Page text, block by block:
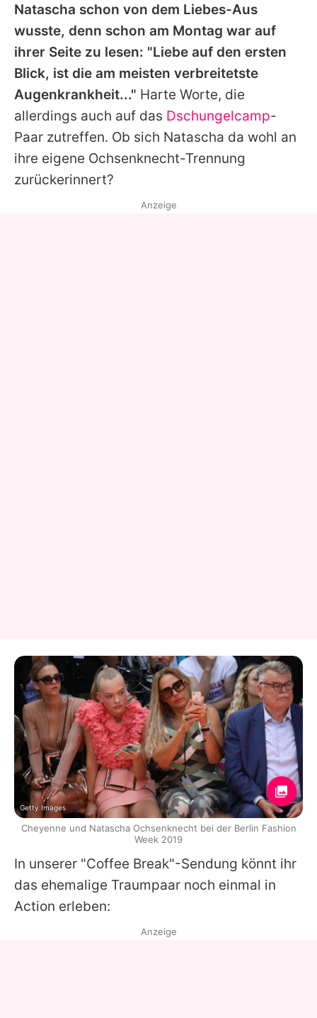
Natascha schon von dem Liebes-Aus
wusste, denn schon am Montag war auf
ihrer Seite zu lesen: "Liebe auf den ersten
Blick, ist die am meisten verbreitetste
Augenkrankheit..." Harte Worte, die
allerdings auch auf das Dschungelcamp-
Paar zutreffen. Ob sich Natascha da wohl an
ihre eigene Ochsenknecht-Trennung
zurückerinnert?
In unserer "Coffee Break"-Sendung könnt ihr
das ehemalige Traumpaar noch einmal in
Action erleben:
Anzeige
Getty Images
Cheyenne und Natascha Ochsenknecht bei der Berlin Fashion
Week 2019
Anzeige